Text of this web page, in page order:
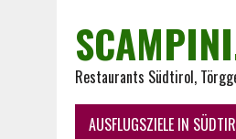
Restaurants Südtirol,
AUSFLUGSZIELE IN